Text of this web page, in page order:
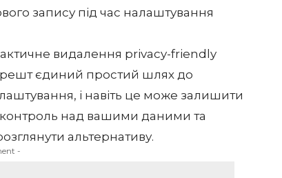
запису під час налаштування
видалення privacy-friendly
єдиний простий шлях до
і навіть це може залишити
над вашими даними та
альтернативу.
-